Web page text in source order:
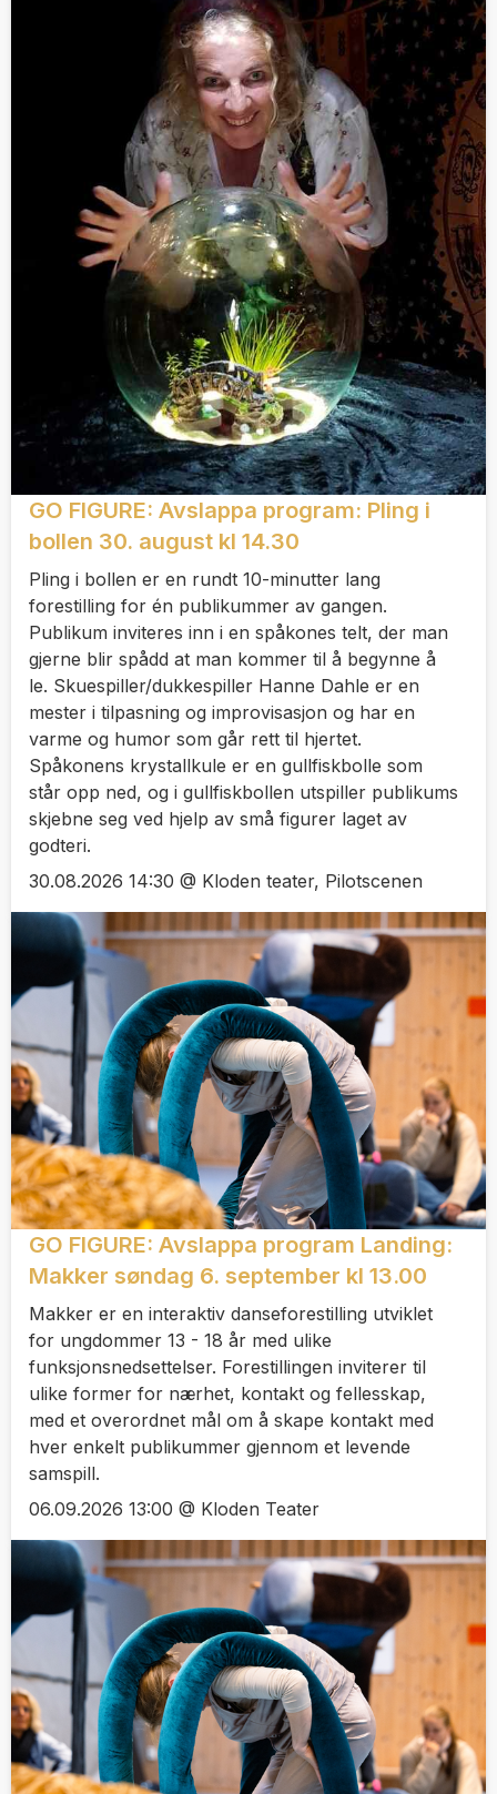
GO FIGURE: Avslappa program: Pling i
bollen 30. august kl 14.30
Pling i bollen er en rundt 10-minutter lang
forestilling for én publikummer av gangen.
Publikum inviteres inn i en spåkones telt, der man
gjerne blir spådd at man kommer til å begynne å
le. Skuespiller/dukkespiller Hanne Dahle er en
mester i tilpasning og improvisasjon og har en
varme og humor som går rett til hjertet.
Spåkonens krystallkule er en gullfiskbolle som
står opp ned, og i gullfiskbollen utspiller publikums
skjebne seg ved hjelp av små figurer laget av
godteri.
30.08.2026 14:30 @ Kloden teater, Pilotscenen
GO FIGURE: Avslappa program Landing:
Makker søndag 6. september kl 13.00
Makker er en interaktiv danseforestilling utviklet
for ungdommer 13 - 18 år med ulike
funksjonsnedsettelser. Forestillingen inviterer til
ulike former for nærhet, kontakt og fellesskap,
med et overordnet mål om å skape kontakt med
hver enkelt publikummer gjennom et levende
samspill.
06.09.2026 13:00 @ Kloden Teater